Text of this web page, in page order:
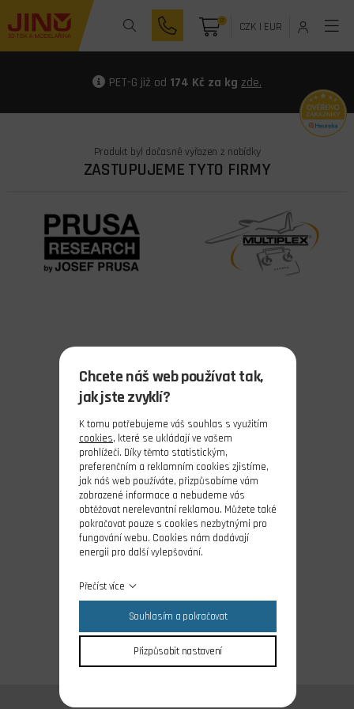
0 CZK| EUR
PET-G již od 174 Kč za kg zde.
Produkt byl dočasně vyřazen z nabídky
ZASTUPUJEME TYTO FIRMY
Chcete náš web používat tak,
jak jste zvyklí?
K tomu potřebujeme váš souhlas s využitím
cookies, které se ukládají ve vašem
prohlížeči. Díky těmto statistickým,
preferenčním a reklamním cookies zjistíme,
jak náš web používáte, přizpůsobíme vám
zobrazené informace a nebudeme vás
obtěžovat nerelevantní reklamou. Můžete také
pokračovat pouze s cookies nezbytnými pro
fungování webu. Cookies nám dodávají
energii pro další vylepšování.
Přečíst více
Souhlasím a pokračovat
Přizpůsobit nastavení